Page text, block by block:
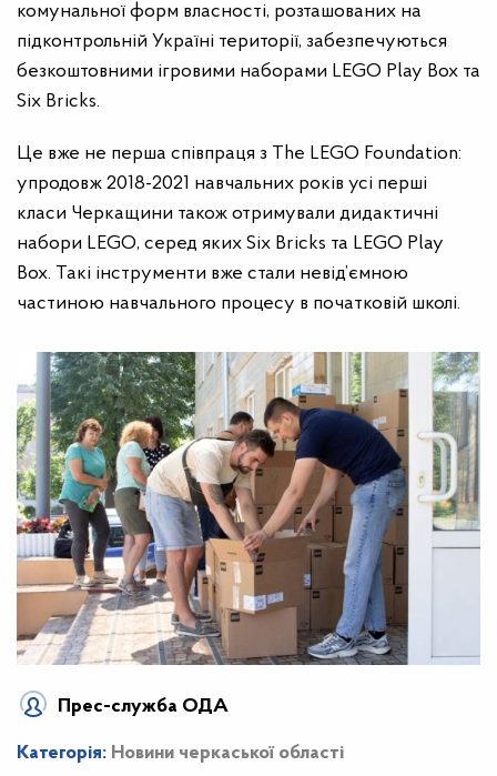
комунальної форм власності, розташованих на
підконтрольній Україні території, забезпечуються
безкоштовними ігровими наборами LEGO Play Box та
Six Bricks.
Це вже не перша співпраця з The LEGO Foundation:
упродовж 2018-2021 навчальних років усі перші
класи Черкащини також отримували дидактичні
набори LEGO, серед яких Six Bricks та LEGO Play
Box. Такі інструменти вже стали невід’ємною
частиною навчального процесу в початковій школі.
Прес-служба ОДА
Категорія: Новини черкаської області